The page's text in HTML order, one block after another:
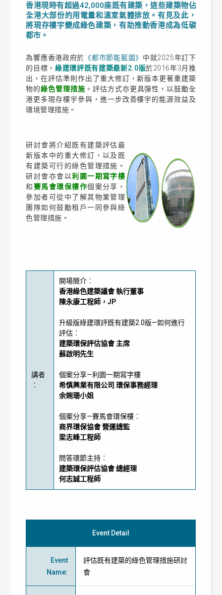
香港現時有超過42,000座既有建築，這些建築物佔
全港大部份的用電量和溫室氣體排放。有見及此，
將現存樓宇變成綠色建築，有助推動香港成為低碳
都市。
為響應香港政府於 《都市節能藍圖》 中就2025年訂下
的目標，綠建環評既有建築最新2.0版於2016年3月推
出，在評估準則作出了重大修訂，新版本更著重建築
物的綠色管理措施 。評估方式亦更具彈性，以鼓勵全
港更多現存樓宇參與，進一步改善樓宇的能源效益及
環境管理措施。
研討會將介紹既有建築評估最
新版本中的重大修訂，以及既
有建築可行的綠色管理措施。
研討會亦會以利園一期寫字樓
和賽馬會環保樓作個案分享，
參加者可從中了解其物業管理
團隊如何鼓勵租戶一同參與綠
色管理措施。
講者
︰
開場簡介︰
香港綠色建築議會 執行董事
陳永康工程師，JP
升級版綠建環評既有建築2.0版—如何進行
評估︰
建築環保評估協會 主席
蘇啟明先生
個案分享—利園一期寫字樓
希慎興業有限公司 環保事務經理
余婉珊小姐
個案分享—賽馬會環保樓︰
商界環保協會 營運總監
梁志峰工程師
問答環節主持︰
建築環保評估協會 總經理
何志誠工程師
Event Detail
Event
Name:
評估既有建築的綠色管理措施研討
會